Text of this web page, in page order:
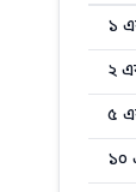
১
২
৫
১০